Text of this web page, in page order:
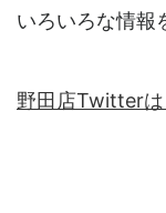
いろいろな情報
野田店Twitterは